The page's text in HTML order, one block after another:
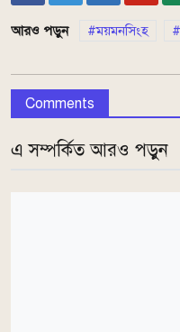
আরও পড়ুন ময়মনসিংহ
Comments
এ সম্পর্কিত আরও পড়ুন